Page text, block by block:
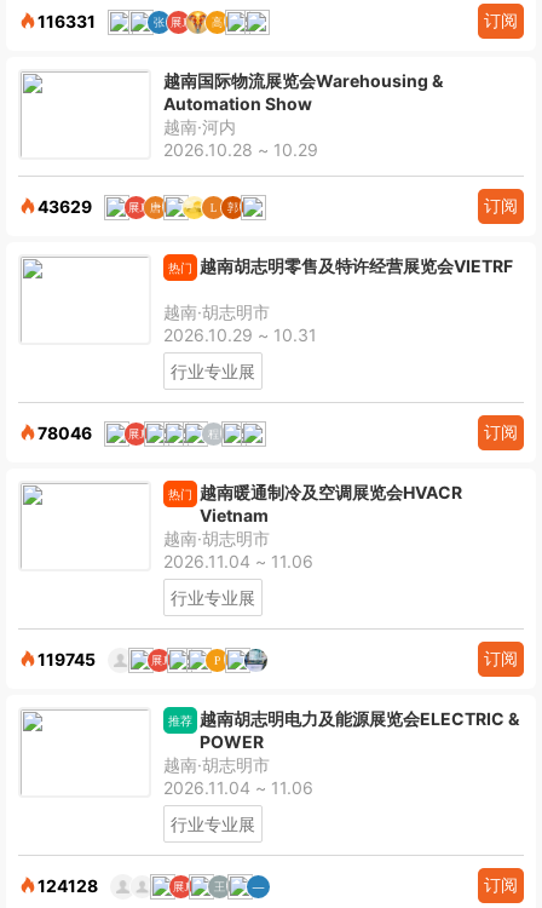
116331 订阅
越南国际物流展览会Warehousing &
Automation Show
越南·河内
2026.10.28 ~ 10.29
43629 订阅
热门 越南胡志明零售及特许经营展览会VIETRF
越南·胡志明市
2026.10.29 ~ 10.31
行业专业展
78046 订阅
热门
越南暖通制冷及空调展览会HVACR
Vietnam
越南·胡志明市
2026.11.04 ~ 11.06
行业专业展
119745 订阅
推荐 越南胡志明电力及能源展览会ELECTRIC &
POWER
越南·胡志明市
2026.11.04 ~ 11.06
行业专业展
124128 订阅